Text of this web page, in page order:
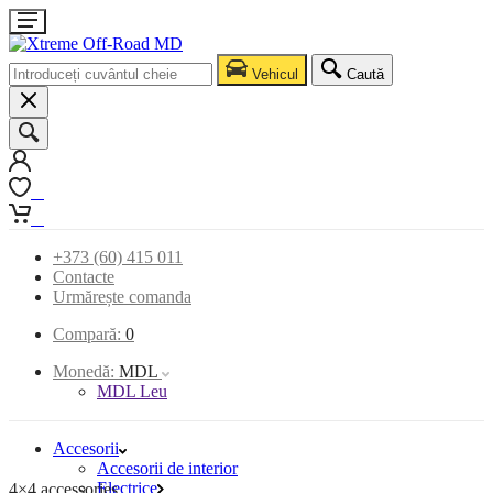
Vehicul Caută
+373 (60) 415 011
Contacte
Urmărește comanda
Compară: 0
Monedă: MDL
MDL Leu
Accesorii
Accesorii de interior
Electrice
4×4 accessories